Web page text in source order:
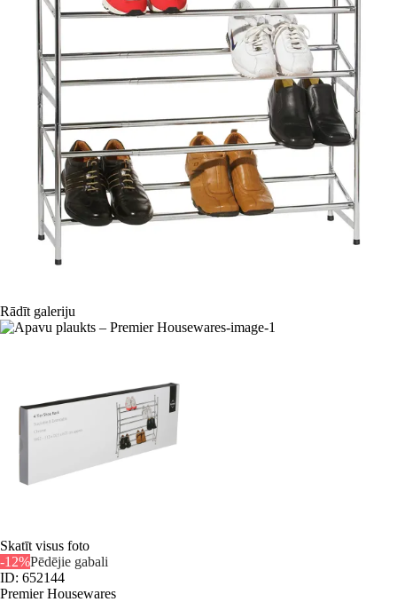
Rādīt galeriju
Skatīt visus foto
-12%Pēdējie gabali
ID: 652144
Premier Housewares